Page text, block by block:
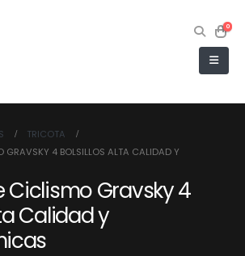
0
TRICOTA
GRAVSKY 4 BOLSILLOS ALTA CALIDAD Y
Ciclismo Gravsky 4
Calidad y